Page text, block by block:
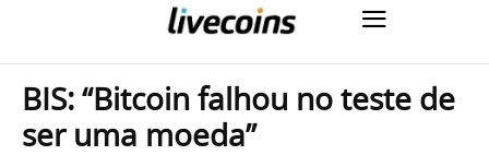
BIS: “Bitcoin falhou no teste de
ser uma moeda”